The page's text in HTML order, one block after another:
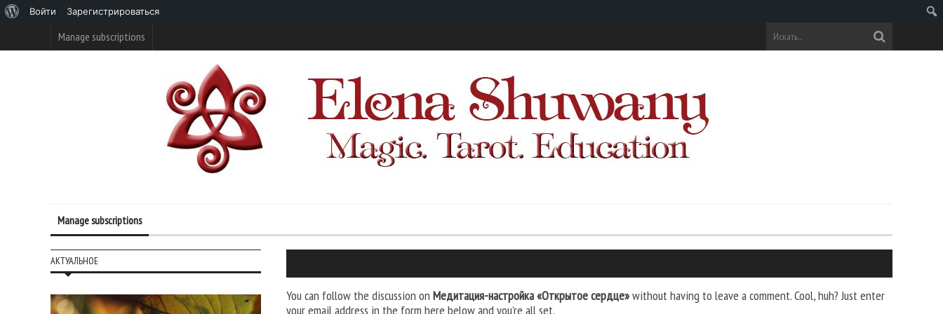
Manage subscriptions
Manage subscriptions
You can follow the discussion on Медитация-настройка «Открытое сердце»without having to leave a comment. Cool, huh? Just enter
your email address in the form here below and you’re all set.
АКТУАЛЬНОЕ
WordPress
Войти Зарегистрироваться